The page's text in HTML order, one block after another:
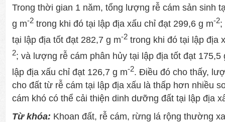
Trong thời gian 1 năm, tổng lượng rễ cám sản sinh
g m-2 trong khi đó tại lập địa xấu chỉ đạt 299,6 g m-2;
tại lập địa tốt đạt 282,7 g m-2 trong khi đó tại lập địa
2; và lượng rễ cám phân hủy tại lập địa tốt đạt 175,5
lập địa xấu chỉ đạt 126,7 g m-2. Điều đó cho thấy,
cho đất từ rễ cám tại lập địa xấu là thấp hơn nhiều
cám khó có thể cải thiện dinh dưỡng đất tại lập địa
Từ khóa: Khoan đất, rễ cám, rừng lá rộng thường